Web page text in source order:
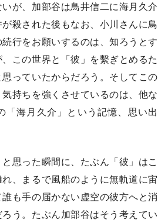
が、加部谷は鳥井信二に海月久介
殺された後もなお、小川さんに鳥
行をお願いするのは、知ろうとす
この世界と「彼」を繫ぎとめるた
っていたからだろう。そしてこの
気持ちを強くさせているのは、他な
「海月久介」という記憶、思い出
思った瞬間に、たぶん「彼」はこ
、まるで風船のように無軌道に宙
も手の届かない虚空の彼方へと消
う。たぶん加部谷はそう考えてい